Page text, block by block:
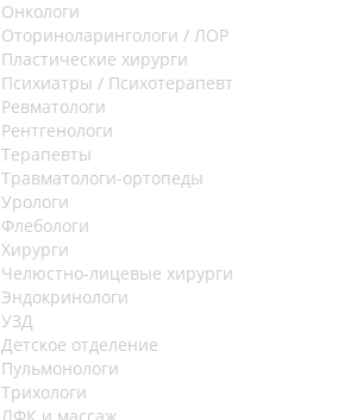
Онкологи
Оториноларингологи / ЛОР
Пластические хирурги
Психиатры / Психотерапевт
Ревматологи
Рентгенологи
Терапевты
Травматологи-ортопеды
Урологи
Флебологи
Хирурги
Челюстно-лицевые хирурги
Эндокринологи
УЗД
Детское отделение
Пульмонологи
Трихологи